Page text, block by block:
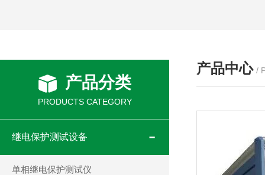
产品分类
PRODUCTS CATEGORY
继电保护测试设备
单相继电保护测试仪
产品中心 /